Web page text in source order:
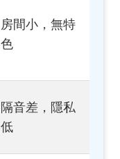
房間小，無特
色
隔音差，隱私
低